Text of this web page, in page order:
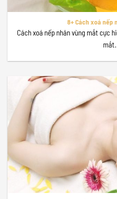
8+ Cách xoá nếp
Cách xoá nếp nhăn vùng mắt cực